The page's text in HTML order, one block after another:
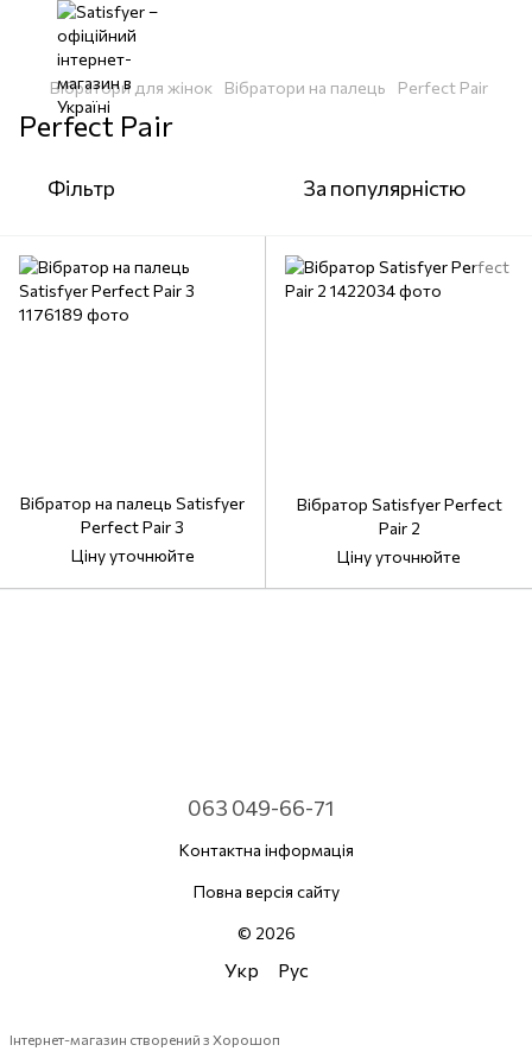
Вібратори для жінок Вібратори на палець Perfect Pair
Perfect Pair
Фільтр За популярністю
Вібратор на палець Satisfyer
Perfect Pair 3
Ціну уточнюйте
Вібратор Satisfyer Perfect
Pair 2
Ціну уточнюйте
063 049-66-71
Контактна інформація
Повна версія сайту
© 2026
Укр Рус
Інтернет-магазин створений з Хорошоп